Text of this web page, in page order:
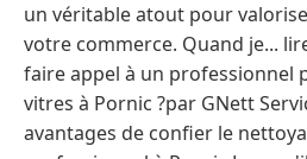
un véritable atout pour
votre commerce. Quand je...
faire appel à un professionnel
vitres à Pornic ?par GNett
avantages de confier le